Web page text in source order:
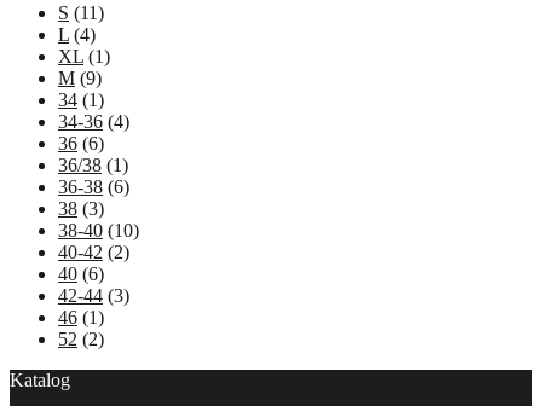
S (11)
L (4)
XL (1)
M (9)
34 (1)
34-36 (4)
36 (6)
36/38 (1)
36-38 (6)
38 (3)
38-40 (10)
40-42 (2)
40 (6)
42-44 (3)
46 (1)
52 (2)
Katalog